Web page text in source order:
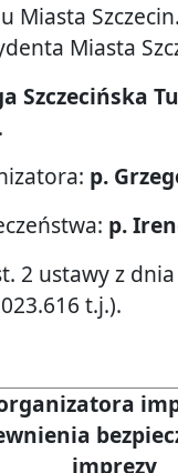
Miasta
Miasta
Szczecińska
p.
p.
ustawy z dnia
t.j.).
imprezy